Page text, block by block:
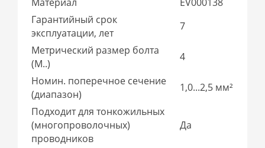
Гарантийный срок
эксплуатации, лет
7
Метрический размер болта
(М..)
4
Номин. поперечное сечение
(диапазон)
1,0...2,5 мм²
Подходит для тонкожильных
(многопроволочных)
проводников
Да